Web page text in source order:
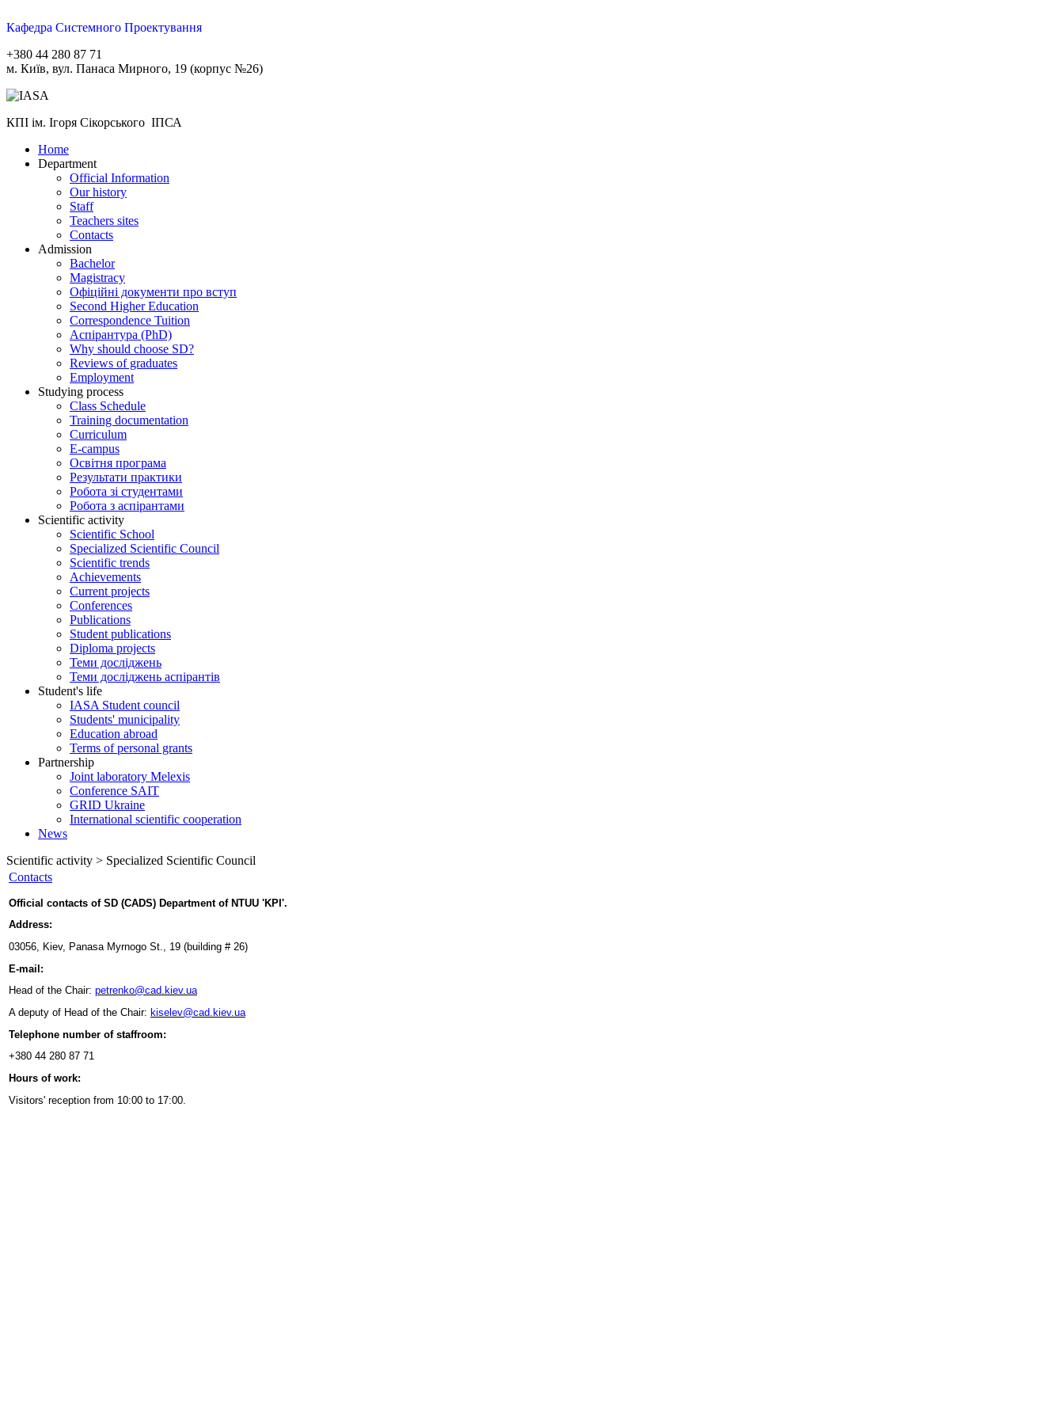
Кафедра Системного Проектування
+380 44 280 87 71
м. Київ, вул. Панаса Мирного, 19 (корпус №26)
КПІ ім. Ігоря Сікорського ІПСА
Home
Department
Official Information
Our history
Staff
Teachers sites
Contacts
Admission
Bachelor
Magistracy
Офіційні документи про вступ
Second Higher Education
Correspondence Tuition
Aспірантура (PhD)
Why should choose SD?
Reviews of graduates
Employment
Studying process
Class Schedule
Training documentation
Curriculum
E-campus
Освітня програма
Результати практики
Робота зі студентами
Робота з аспірантами
Scientific activity
Scientific School
Specialized Scientific Council
Scientific trends
Achievements
Current projects
Conferences
Publications
Student publications
Diploma projects
Теми досліджень
Теми досліджень аспірантів
Student's life
IASA Student council
Students' municipality
Education abroad
Terms of personal grants
Partnership
Joint laboratory Melexis
Conference SAIT
GRID Ukraine
International scientific cooperation
News
Scientific activity > Specialized Scientific Council
Contacts
Official contacts of SD (CADS) Department of NTUU 'KPI'.
Address:
03056,
Kiev, Panasa Myrnogo St. , 19 (building #26)
E-mail:
Head of the Chair: petrenko@cad.kiev.ua
A deputy of Head of the Chair: kiselev@cad.kiev.ua
Telephone number of staffroom:
+380 44 280 87 71
Hours of work:
Visitors' reception from 10:00 to 17:00.